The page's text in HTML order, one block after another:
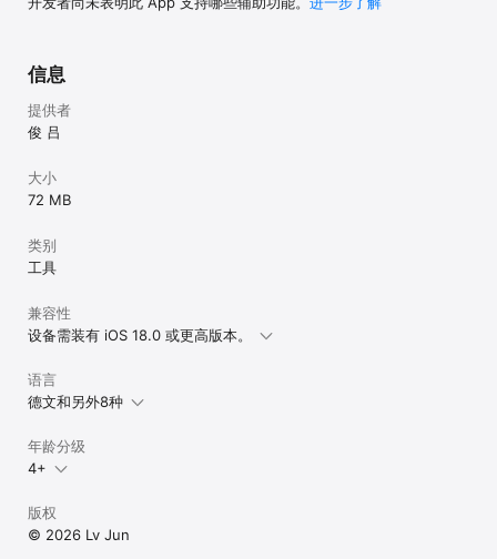
信息
提供者
俊 吕
大小
72 MB
类别
工具
兼容性
设备需装有 iOS 18.0 或更高版本。
语言
德文和另外8种
年龄分级
4+
版权
© 2026 Lv Jun